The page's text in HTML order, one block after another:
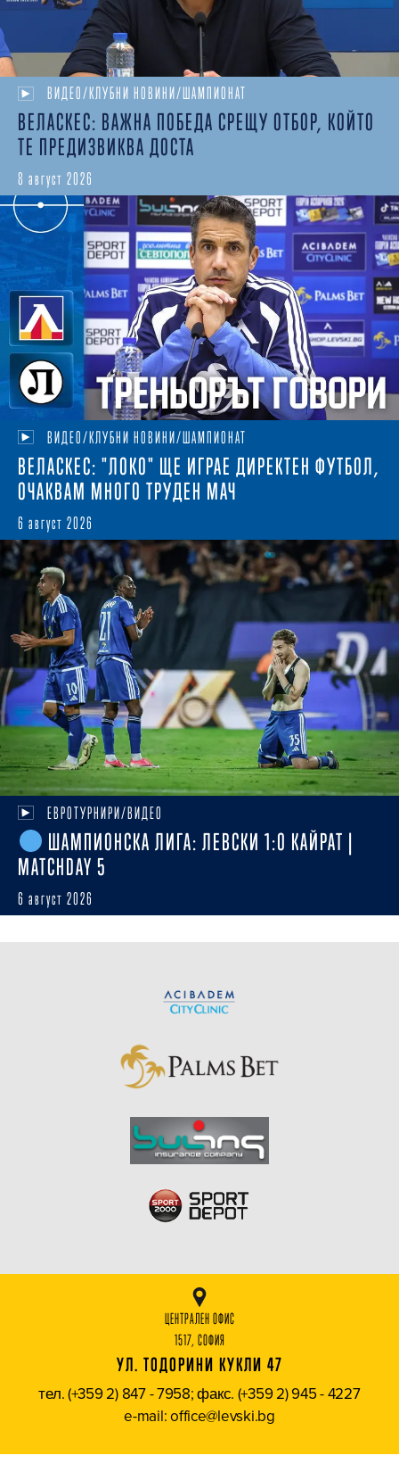
ВИДЕО/КЛУБНИ НОВИНИ/ШАМПИОНАТ
ВЕЛАСКЕС: ВАЖНА ПОБЕДА СРЕЩУ ОТБОР, КОЙТО
ТЕ ПРЕДИЗВИКВА ДОСТА
8 август 2026
ВИДЕО/КЛУБНИ НОВИНИ/ШАМПИОНАТ
ВЕЛАСКЕС: "ЛОКО" ЩЕ ИГРАЕ ДИРЕКТЕН ФУТБОЛ,
ОЧАКВАМ МНОГО ТРУДЕН МАЧ
6 август 2026
ЕВРОТУРНИРИ/ВИДЕО
ШАМПИОНСКА ЛИГА: ЛЕВСКИ 1:0 КАЙРАТ |
MATCHDAY 5
6 август 2026
ЦЕНТРАЛЕН ОФИС
1517, СОФИЯ
УЛ. ТОДОРИНИ КУКЛИ 47
тел. (+359 2) 847 - 7958; факс. (+359 2) 945 - 4227
e-mail: office@levski.bg